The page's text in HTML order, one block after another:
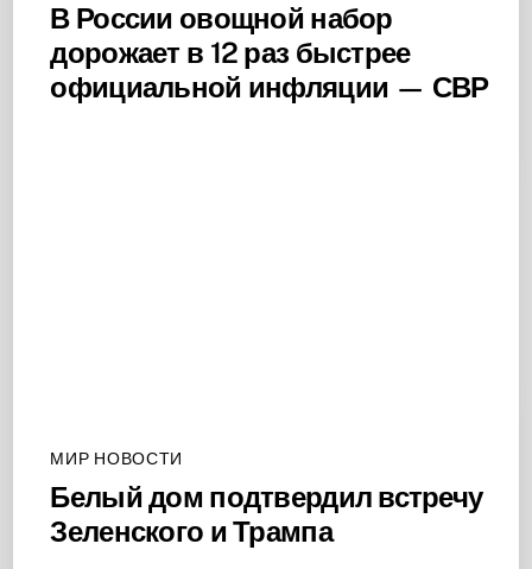
В России овощной набор
дорожает в 12 раз быстрее
официальной инфляции — СВР
МИР НОВОСТИ
Белый дом подтвердил встречу
Зеленского и Трампа